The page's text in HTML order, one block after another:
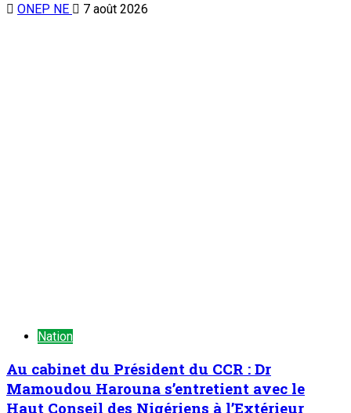
ONEP NE 7 août 2026
Nation
Au cabinet du Président du CCR : Dr
Mamoudou Harouna s’entretient avec le
Haut Conseil des Nigériens à l’Extérieur